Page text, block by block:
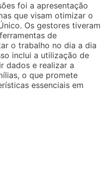
foi a apresentação
que visam otimizar o
Os gestores tiveram
de
o trabalho no dia a dia
inclui a utilização de
dados e realizar a
o que promete
essenciais em